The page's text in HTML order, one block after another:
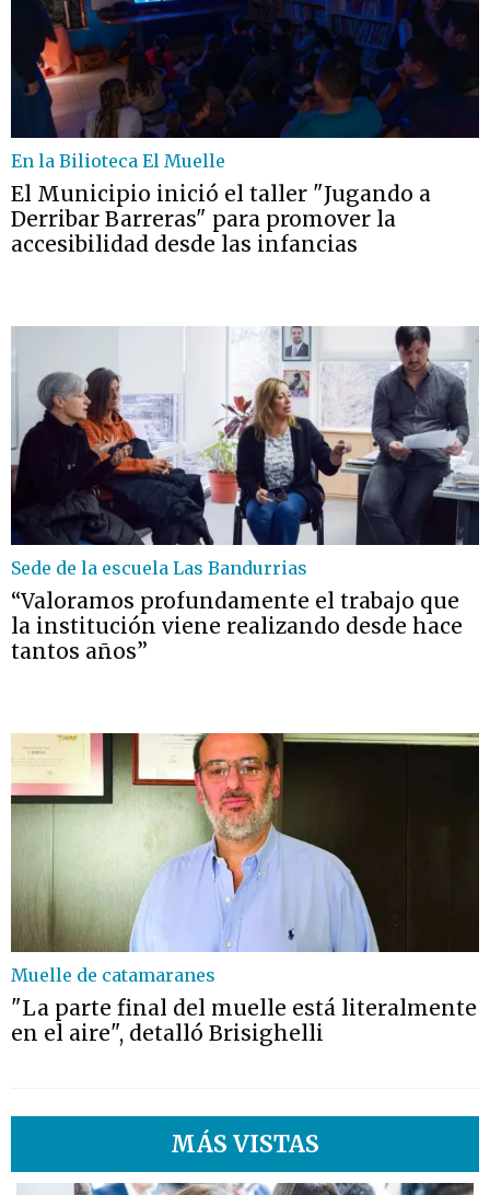
En la Bilioteca El Muelle
El Municipio inició el taller "Jugando a
Derribar Barreras" para promover la
accesibilidad desde las infancias
Sede de la escuela Las Bandurrias
“Valoramos profundamente el trabajo que
la institución viene realizando desde hace
tantos años”
Muelle de catamaranes
"La parte final del muelle está literalmente
en el aire", detalló Brisighelli
MÁS VISTAS